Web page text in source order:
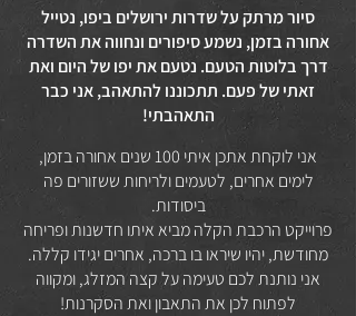
סיור מרתק על שדרות ירושלים ביפו, נטייל
אחורה בזמן, נשמע סיפורים ונחווה את השדרה
דרך בלוטות הטעם. נטעם את יפו של היום ואת
זאתי של פעם. תתכוננו להתאהב, אני כבר
התאהבתי!
אני לוקחת אתכן איתי 100 שנים אחורה בזמן,
לימים אחרים, לטעמים ולריחות ששזורים פה
ביסודות.
פרוייקט הרכבת הקלה מביא איתו חדשנות ופריחה
מחודשת, יהיו שיראו בו ברכה, אחרים יגידו קללה.
אני נותנת לכם טעימה על קצה המזלג, ומקווה
לפתוח לכן את התאבון ואת הסקרנות!